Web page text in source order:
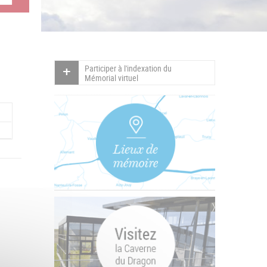
Participer à l'indexation du
Mémorial virtuel